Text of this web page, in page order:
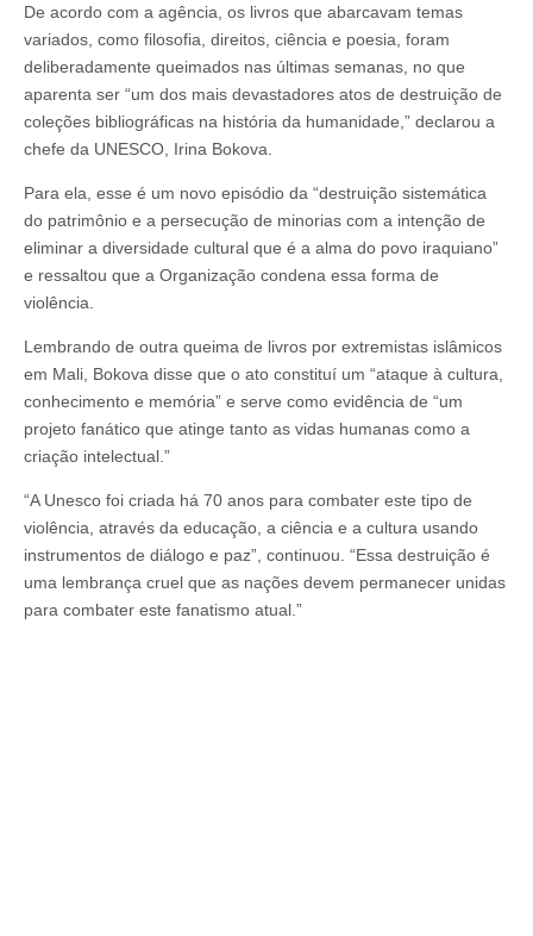
De acordo com a agência, os livros que abarcavam temas
variados, como filosofia, direitos, ciência e poesia, foram
deliberadamente queimados nas últimas semanas, no que
aparenta ser “um dos mais devastadores atos de destruição de
coleções bibliográficas na história da humanidade,” declarou a
chefe da UNESCO, Irina Bokova.
Para ela, esse é um novo episódio da “destruição sistemática
do patrimônio e a persecução de minorias com a intenção de
eliminar a diversidade cultural que é a alma do povo iraquiano”
e ressaltou que a Organização condena essa forma de
violência.
Lembrando de outra queima de livros por extremistas islâmicos
em Mali, Bokova disse que o ato constituí um “ataque à cultura,
conhecimento e memória” e serve como evidência de “um
projeto fanático que atinge tanto as vidas humanas como a
criação intelectual.”
“A Unesco foi criada há 70 anos para combater este tipo de
violência, através da educação, a ciência e a cultura usando
instrumentos de diálogo e paz”, continuou. “Essa destruição é
uma lembrança cruel que as nações devem permanecer unidas
para combater este fanatismo atual.”